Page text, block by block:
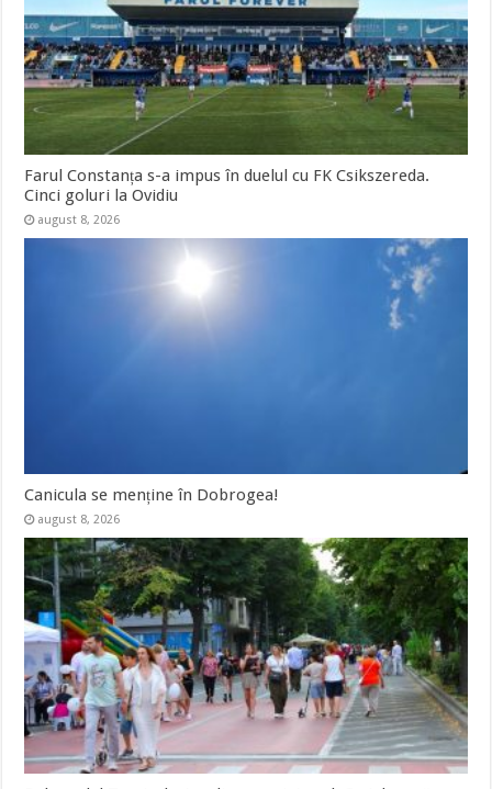
Farul Constanța s-a impus în duelul cu FK Csikszereda.
Cinci goluri la Ovidiu
august 8, 2026
Canicula se menține în Dobrogea!
august 8, 2026